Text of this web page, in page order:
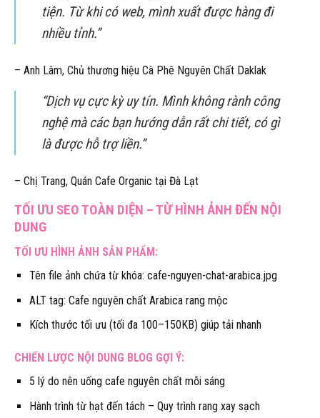
tiện. Từ khi có web, mình xuất được hàng đi
nhiều tỉnh.”
– Anh Lâm, Chủ thương hiệu Cà Phê Nguyên Chất Daklak
“Dịch vụ cực kỳ uy tín. Mình không rành công
nghệ mà các bạn hướng dẫn rất chi tiết, có gì
là được hỗ trợ liền.”
– Chị Trang, Quán Cafe Organic tại Đà Lạt
TỐI ƯU SEO TOÀN DIỆN – TỪ HÌNH ẢNH ĐẾN NỘI
DUNG
TỐI ƯU HÌNH ẢNH SẢN PHẨM:
Tên file ảnh chứa từ khóa: cafe-nguyen-chat-arabica.jpg
ALT tag: Cafe nguyên chất Arabica rang mộc
Kích thước tối ưu (tối đa 100–150KB) giúp tải nhanh
CHIẾN LƯỢC NỘI DUNG BLOG GỢI Ý:
5 lý do nên uống cafe nguyên chất mỗi sáng
Hành trình từ hạt đến tách – Quy trình rang xay sạch